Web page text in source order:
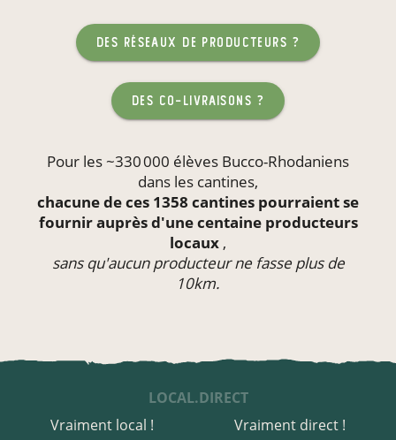
des réseaux de producteurs ?
des co-livraisons ?
Pour les ~330 000 élèves Bucco-Rhodaniens
dans les cantines,
chacune de ces 1358 cantines pourraient se
fournir auprès d'une centaine producteurs
locaux ,
sans qu'aucun producteur ne fasse plus de
10km.
LOCAL.DIRECT
Vraiment local !
Vraiment direct !